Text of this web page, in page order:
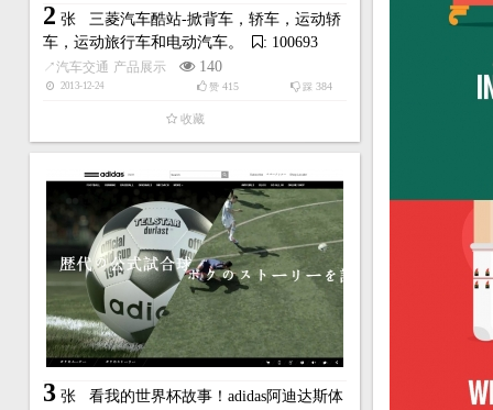
2 张 三菱汽车酷站-掀背车，轿车，运动轿
车，运动旅行车和电动汽车。
: 100693
↗汽车交通 产品展示 140
2013-12-24 踩 384
赞 415
收藏
3 张 看我的世界杯故事！adidas阿迪达斯体